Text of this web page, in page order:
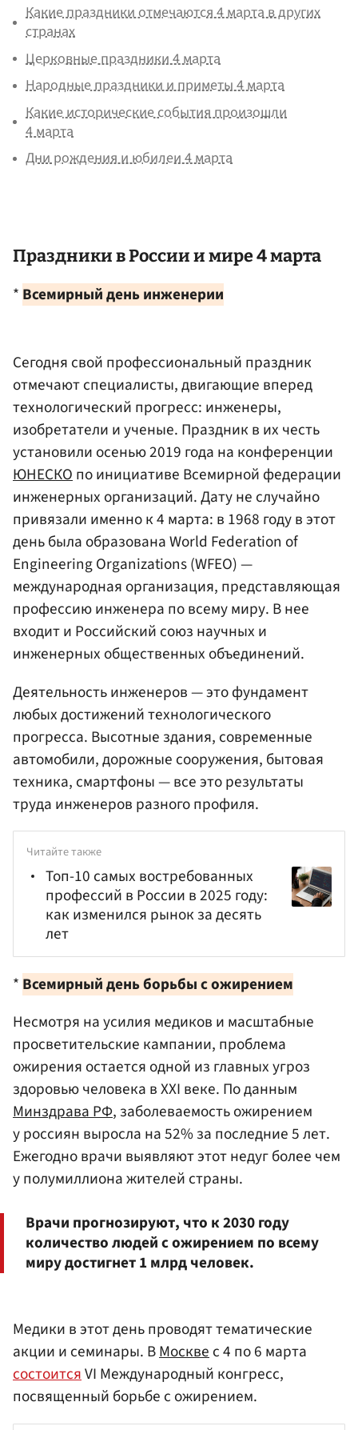
Какие праздники отмечаются 4 марта в других
странах
Церковные праздники 4 марта
Народные праздники и приметы 4 марта
Какие исторические события произошли
4 марта
Дни рождения и юбилеи 4 марта
Праздники в России и мире 4 марта
* Всемирный день инженерии
Сегодня свой профессиональный праздник
отмечают специалисты, двигающие вперед
технологический прогресс: инженеры,
изобретатели и ученые. Праздник в их честь
установили осенью 2019 года на конференции
ЮНЕСКОпо инициативе Всемирной федерации
инженерных организаций. Дату не случайно
привязали именно к 4 марта: в 1968 году в этот
день была образована World Federation of
Engineering Organizations (WFEO) —
международная организация, представляющая
профессию инженера по всему миру. В нее
входит и Российский союз научных и
инженерных общественных объединений.
Деятельность инженеров — это фундамент
любых достижений технологического
прогресса. Высотные здания, современные
автомобили, дорожные сооружения, бытовая
техника, смартфоны — все это результаты
труда инженеров разного профиля.
Читайте также
Топ-10 самых востребованных
профессий в России в 2025 году:
как изменился рынок за десять
лет
* Всемирный день борьбы с ожирением
Несмотря на усилия медиков и масштабные
просветительские кампании, проблема
ожирения остается одной из главных угроз
здоровью человека в XXI веке. По данным
МинздраваРФ, заболеваемость ожирением
у россиян выросла на 52% за последние 5 лет.
Ежегодно врачи выявляют этот недуг более чем
у полумиллиона жителей страны.
Врачи прогнозируют, что к 2030 году
количество людей с ожирением по всему
миру достигнет 1 млрд человек.
Медики в этот день проводят тематические
акции и семинары. ВМосквес 4 по 6 марта
состоитсяVI Международный конгресс,
посвященный борьбе с ожирением.